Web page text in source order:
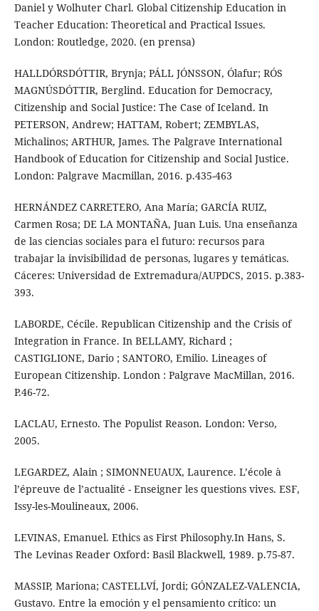
Daniel y Wolhuter Charl. Global Citizenship Education in
Teacher Education: Theoretical and Practical Issues.
London: Routledge, 2020. (en prensa)
HALLDÓRSDÓTTIR, Brynja; PÁLL JÓNSSON, Ólafur; RÓS
MAGNÚSDÓTTIR, Berglind. Education for Democracy,
Citizenship and Social Justice: The Case of Iceland. In
PETERSON, Andrew; HATTAM, Robert; ZEMBYLAS,
Michalinos; ARTHUR, James. The Palgrave International
Handbook of Education for Citizenship and Social Justice.
London: Palgrave Macmillan, 2016. p.435-463
HERNÁNDEZ CARRETERO, Ana María; GARCÍA RUIZ,
Carmen Rosa; DE LA MONTAÑA, Juan Luis. Una enseñanza
de las ciencias sociales para el futuro: recursos para
trabajar la invisibilidad de personas, lugares y temáticas.
Cáceres: Universidad de Extremadura/AUPDCS, 2015. p.383-
393.
LABORDE, Cécile. Republican Citizenship and the Crisis of
Integration in France. In BELLAMY, Richard ;
CASTIGLIONE, Dario ; SANTORO, Emilio. Lineages of
European Citizenship. London : Palgrave MacMillan, 2016.
P.46-72.
LACLAU, Ernesto. The Populist Reason. London: Verso,
2005.
LEGARDEZ, Alain ; SIMONNEUAUX, Laurence. L’école à
l’épreuve de l’actualité - Enseigner les questions vives. ESF,
Issy-les-Moulineaux, 2006.
LEVINAS, Emanuel. Ethics as First Philosophy.In Hans, S.
The Levinas Reader Oxford: Basil Blackwell, 1989. p.75-87.
MASSIP, Mariona; CASTELLVÍ, Jordi; GÓNZALEZ-VALENCIA,
Gustavo. Entre la emoción y el pensamiento crítico: un